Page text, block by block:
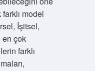
model
İşitsel,
en çok
farklı